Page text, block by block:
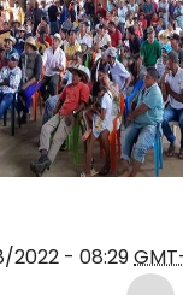
2022 - 08:29